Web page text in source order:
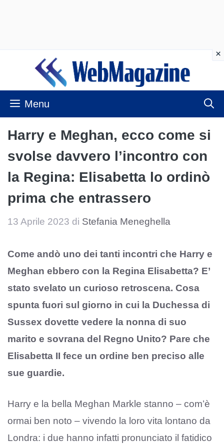
contenuto
Menu
Harry e Meghan, ecco come si
svolse davvero l’incontro con
la Regina: Elisabetta lo ordinò
prima che entrassero
13 Aprile 2023 di Stefania Meneghella
Come andò uno dei tanti incontri che Harry e
Meghan ebbero con la Regina Elisabetta? E’
stato svelato un curioso retroscena. Cosa
spunta fuori sul giorno in cui la Duchessa di
Sussex dovette vedere la nonna di suo
marito e sovrana del Regno Unito? Pare che
Elisabetta II fece un ordine ben preciso alle
sue guardie.
Harry e la bella Meghan Markle stanno – com’è
ormai ben noto – vivendo la loro vita lontano da
Londra: i due hanno infatti pronunciato il fatidico